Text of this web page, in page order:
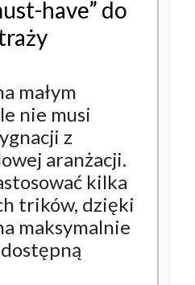
have” do
małym
nie musi
z
aranżacji.
kilka
trików, dzięki
maksymalnie